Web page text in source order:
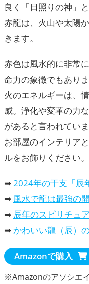
良く「日照りの神」
赤龍は、火山や太陽
きます。
赤色は風水的に非常
命力の象徴でもありま
火のエネルギーは、
威。浄化や変革の力
があると言われていま
お部屋のインテリア
ルをお飾りください。
➡2024年の干支「辰
➡ 風水で龍は最強の
➡ 辰年のスピリチュ
➡ かわいい龍（辰）の開
Amazonで購入
※Amazonのアソシエ